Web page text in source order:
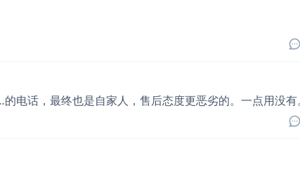
电话，最终也是自家人，售后态度更恶劣的。一点用没有。